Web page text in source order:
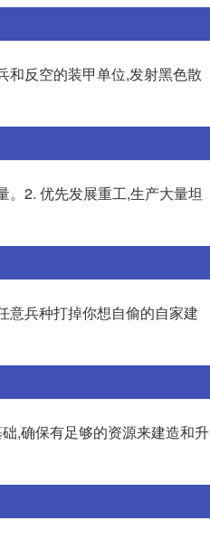
和反空的装甲单位,发射黑色散
。2. 优先发展重工,生产大量坦
意兵种打掉你想自偷的自家建
,确保有足够的资源来建造和升